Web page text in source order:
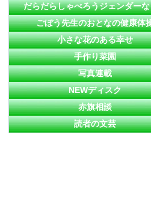
だらだらしゃべろうジェンダー
ごぼう先生のおとなの健康体
小さな花のある幸せ
手作り菜園
写真連載
NEWディスク
赤旗相談
読者の文芸